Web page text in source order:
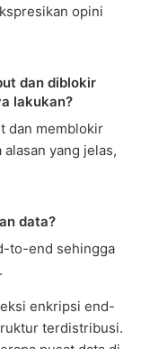
opini
dan diblokir
lakukan?
dan memblokir
yang jelas,
data?
to-end sehingga
enkripsi end-
terdistribusi.